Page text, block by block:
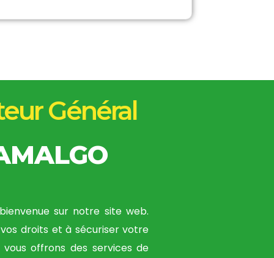
Général
sur notre site web.
droits et à sécuriser votre
offrons des services de